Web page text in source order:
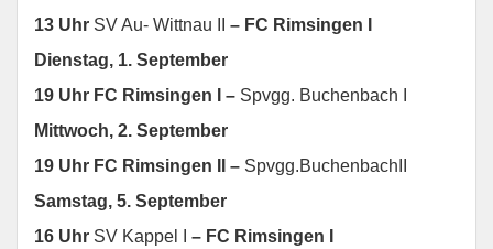
13 Uhr SV Au- Wittnau II
– FC Rimsingen I
Dienstag, 1. September
19 Uhr FC Rimsingen I – Spvgg. Buchenbach I
Mittwoch, 2. September
19 Uhr FC Rimsingen II – Spvgg.BuchenbachII
Samstag, 5. September
16 Uhr SV Kappel I
– FC Rimsingen I